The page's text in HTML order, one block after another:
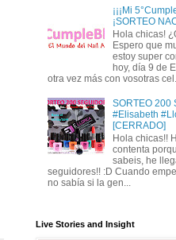
¡¡¡Mi
¡SORTEO
Hola chicas!
Espero que
estoy super
hoy, día 9 de
otra vez más con vosotras
SORTEO 200
#Elisabeth
[CERRADO]
Hola chicas!!
contenta
sabeis, he
seguidores!! :D Cuando
no sabía si la gen...
Live Stories and Insight